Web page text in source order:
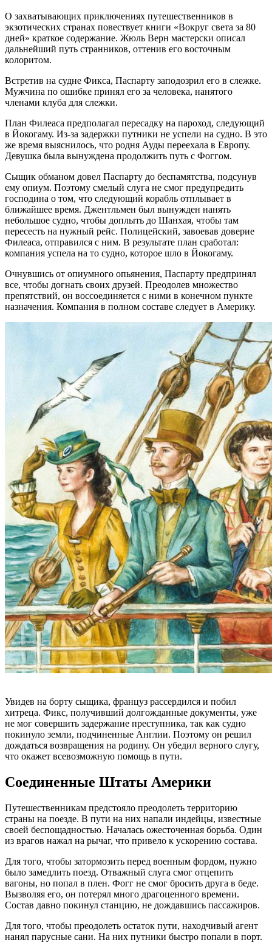
О захватывающих приключениях путешественников в
экзотических странах повествует книги «Вокруг света за 80
дней» краткое содержание. Жюль Верн мастерски описал
дальнейший путь странников, оттенив его восточным
колоритом.
Встретив на судне Фикса, Паспарту заподозрил его в слежке.
Мужчина по ошибке принял его за человека, нанятого
членами клуба для слежки.
План Филеаса предполагал пересадку на пароход, следующий
в Йокогаму. Из-за задержки путники не успели на судно. В это
же время выяснилось, что родня Ауды переехала в Европу.
Девушка была вынуждена продолжить путь с Фоггом.
Сыщик обманом довел Паспарту до беспамятства, подсунув
ему опиум. Поэтому смелый слуга не смог предупредить
господина о том, что следующий корабль отплывает в
ближайшее время. Джентльмен был вынужден нанять
небольшое судно, чтобы доплыть до Шанхая, чтобы там
пересесть на нужный рейс. Полицейский, завоевав доверие
Филеаса, отправился с ним. В результате план сработал:
компания успела на то судно, которое шло в Йокогаму.
Очнувшись от опиумного опьянения, Паспарту предпринял
все, чтобы догнать своих друзей. Преодолев множество
препятствий, он воссоединяется с ними в конечном пункте
назначения. Компания в полном составе следует в Америку.
Увидев на борту сыщика, француз рассердился и побил
хитреца. Фикс, получивший долгожданные документы, уже
не мог совершить задержание преступника, так как судно
покинуло земли, подчиненные Англии. Поэтому он решил
дождаться возвращения на родину. Он убедил верного слугу,
что окажет всевозможную помощь в пути.
Соединенные Штаты Америки
Путешественникам предстояло преодолеть территорию
страны на поезде. В пути на них напали индейцы, известные
своей беспощадностью. Началась ожесточенная борьба. Один
из врагов нажал на рычаг, что привело к ускорению состава.
Для того, чтобы затормозить перед военным фордом, нужно
было замедлить поезд. Отважный слуга смог отцепить
вагоны, но попал в плен. Фогг не смог бросить друга в беде.
Вызволяя его, он потерял много драгоценного времени.
Состав давно покинул станцию, не дождавшись пассажиров.
Для того, чтобы преодолеть остаток пути, находчивый агент
нанял парусные сани. На них путники быстро попали в порт.